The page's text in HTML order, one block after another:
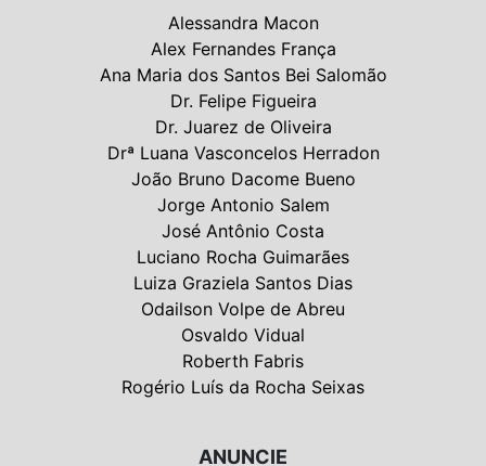
Alessandra Macon
Alex Fernandes França
Ana Maria dos Santos Bei Salomão
Dr. Felipe Figueira
Dr. Juarez de Oliveira
Drª Luana Vasconcelos Herradon
João Bruno Dacome Bueno
Jorge Antonio Salem
José Antônio Costa
Luciano Rocha Guimarães
Luiza Graziela Santos Dias
Odailson Volpe de Abreu
Osvaldo Vidual
Roberth Fabris
Rogério Luís da Rocha Seixas
ANUNCIE